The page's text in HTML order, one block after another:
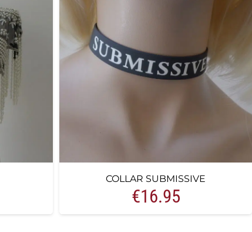
COLLAR SUBMISSIVE
€16.95